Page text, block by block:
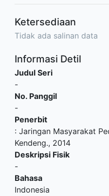
Ketersediaan
Tidak ada salinan data
Informasi Detil
Judul Seri
-
No. Panggil
-
Penerbit
: Jaringan Masyarakat
Kendeng., 2014
Deskripsi Fisik
-
Bahasa
Indonesia